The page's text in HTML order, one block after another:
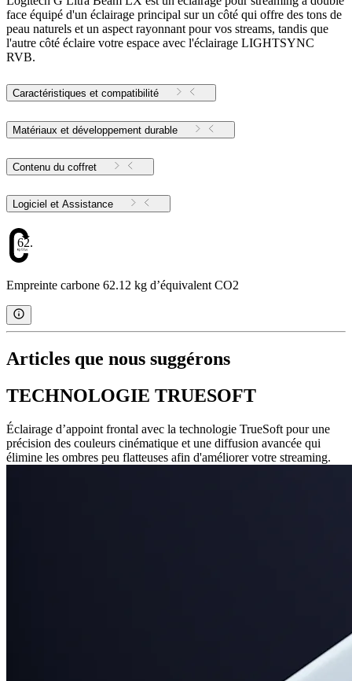
face équipé d'un éclairage principal sur un côté qui offre des tons de
peau naturels et un aspect rayonnant pour vos streams, tandis que
l'autre côté éclaire votre espace avec l'éclairage LIGHTSYNC
RVB.
Caractéristiques et compatibilité
Matériaux et développement durable
Contenu du coffret
Logiciel et Assistance
62.12
Empreinte carbone 62.12 kg d’équivalent CO2
Articles que nous suggérons
TECHNOLOGIE TRUESOFT
Éclairage d’appoint frontal avec la technologie TrueSoft pour une
précision des couleurs cinématique et une diffusion avancée qui
élimine les ombres peu flatteuses afin d'améliorer votre streaming.